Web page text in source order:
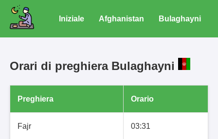
Iniziale Afghanistan Bulaghayni
Orari di preghiera Bulaghayni
Preghiera Orario
Fajr 03:31